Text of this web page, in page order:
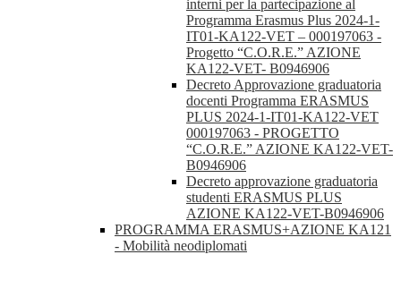
interni per la partecipazione al
Programma Erasmus Plus 2024-1-
IT01-KA122-VET – 000197063 -
Progetto “C.O.R.E.” AZIONE
KA122-VET- B0946906
Decreto Approvazione graduatoria
docenti Programma ERASMUS
PLUS 2024-1-IT01-KA122-VET
000197063 - PROGETTO
“C.O.R.E.” AZIONE KA122-VET-
B0946906
Decreto approvazione graduatoria
studenti ERASMUS PLUS
AZIONE KA122-VET-B0946906
PROGRAMMA ERASMUS+AZIONE KA121
- Mobilità neodiplomati